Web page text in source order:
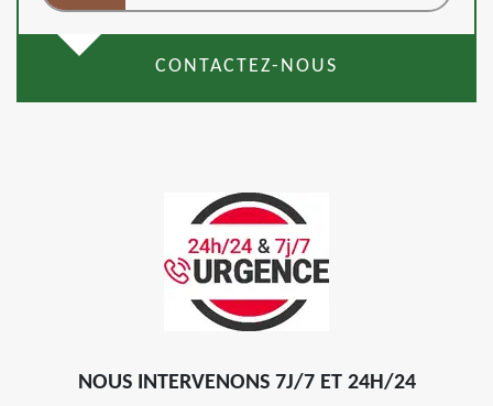
CONTACTEZ-NOUS
NOUS INTERVENONS 7J/7 ET 24H/24